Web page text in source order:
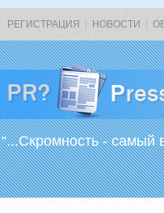
РЕГИСТРАЦИЯ НОВОСТИ
“...Скромность - самый